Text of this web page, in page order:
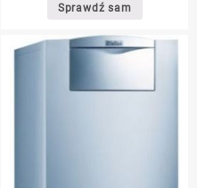
Sprawdź sam